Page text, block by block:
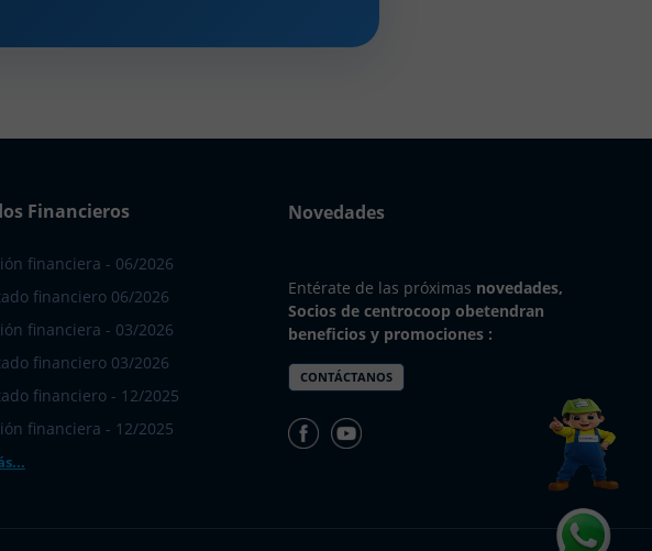
Financieros
financiera - 06/2026
financiero 06/2026
financiera - 03/2026
financiero 03/2026
financiero - 12/2025
financiera - 12/2025
Novedades
Entérate de las próximas novedades,
Socios de centrocoop obetendran
beneficios y promociones :
CONTÁCTANOS